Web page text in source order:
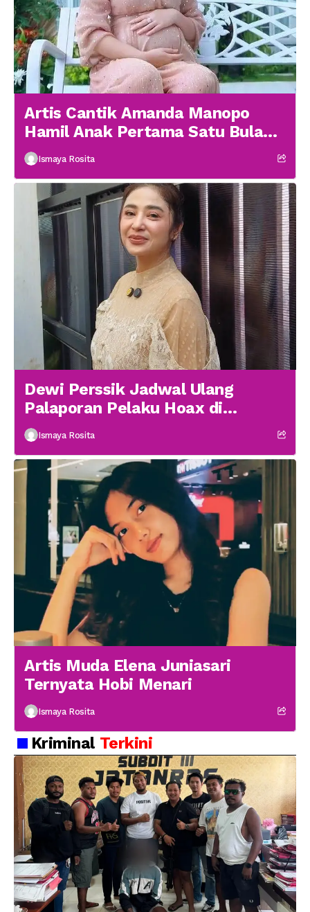
Artis Cantik Amanda Manopo
Hamil Anak Pertama Satu Bulan
menikah
Ismaya Rosita
Dewi Perssik Jadwal Ulang
Palaporan Pelaku Hoax di
Medsos
Ismaya Rosita
Artis Muda Elena Juniasari
Ternyata Hobi Menari
Ismaya Rosita
Kriminal Terkini